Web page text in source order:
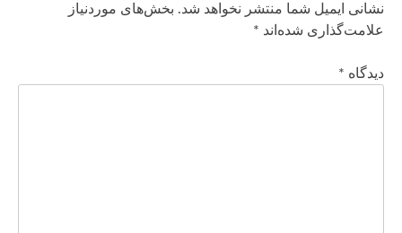
نشانی ایمیل شما منتشر نخواهد شد. بخش‌های موردنیاز
علامت‌گذاری شده‌اند *
دیدگاه *